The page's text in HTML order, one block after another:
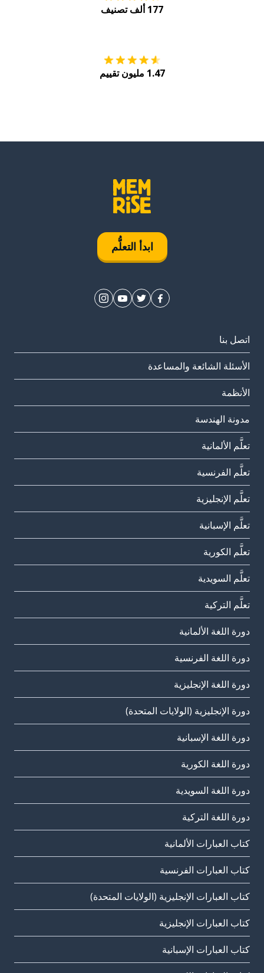
177 ألف تصنيف
1.47 مليون تقييم
ابدأ التعلُّم
اتصل بنا
الأسئلة الشائعة والمساعدة
الأنظمة
مدونة الهندسة
تعلَّم الألمانية
تعلَّم الفرنسية
تعلَّم الإنجليزية
تعلَّم الإسبانية
تعلَّم الكورية
تعلَّم السويدية
تعلَّم التركية
دورة اللغة الألمانية
دورة اللغة الفرنسية
دورة اللغة الإنجليزية
دورة الإنجليزية (الولايات المتحدة)
دورة اللغة الإسبانية
دورة اللغة الكورية
دورة اللغة السويدية
دورة اللغة التركية
كتاب العبارات الألمانية
كتاب العبارات الفرنسية
كتاب العبارات الإنجليزية (الولايات المتحدة)
كتاب العبارات الإنجليزية
كتاب العبارات الإسبانية